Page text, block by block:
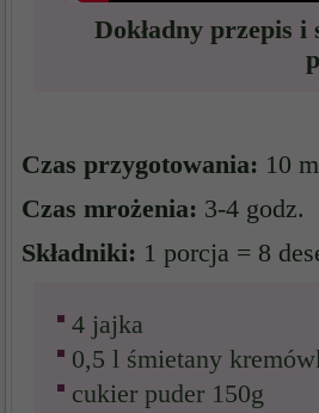
Dokładny przepis i
Czas przygotowania: 10
Czas mrożenia: 3-4 godz.
Składniki: 1 porcja = 8
4 jajka
0,5 l śmietany
cukier puder 150g